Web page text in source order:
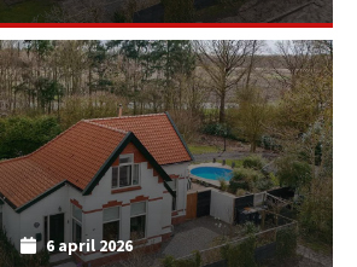
6 april 2026